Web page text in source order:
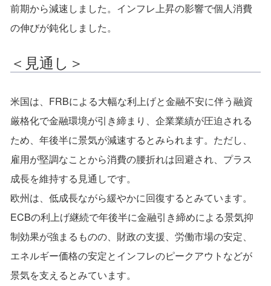
前期から減速しました。インフレ上昇の影響で個人消費
の伸びが鈍化しました。
＜見通し＞
米国は、FRBによる大幅な利上げと金融不安に伴う融資
厳格化で金融環境が引き締まり、企業業績が圧迫される
ため、年後半に景気が減速するとみられます。ただし、
雇用が堅調なことから消費の腰折れは回避され、プラス
成長を維持する見通しです。
欧州は、低成長ながら緩やかに回復するとみています。
ECBの利上げ継続で年後半に金融引き締めによる景気抑
制効果が強まるものの、財政の支援、労働市場の安定、
エネルギー価格の安定とインフレのピークアウトなどが
景気を支えるとみています。